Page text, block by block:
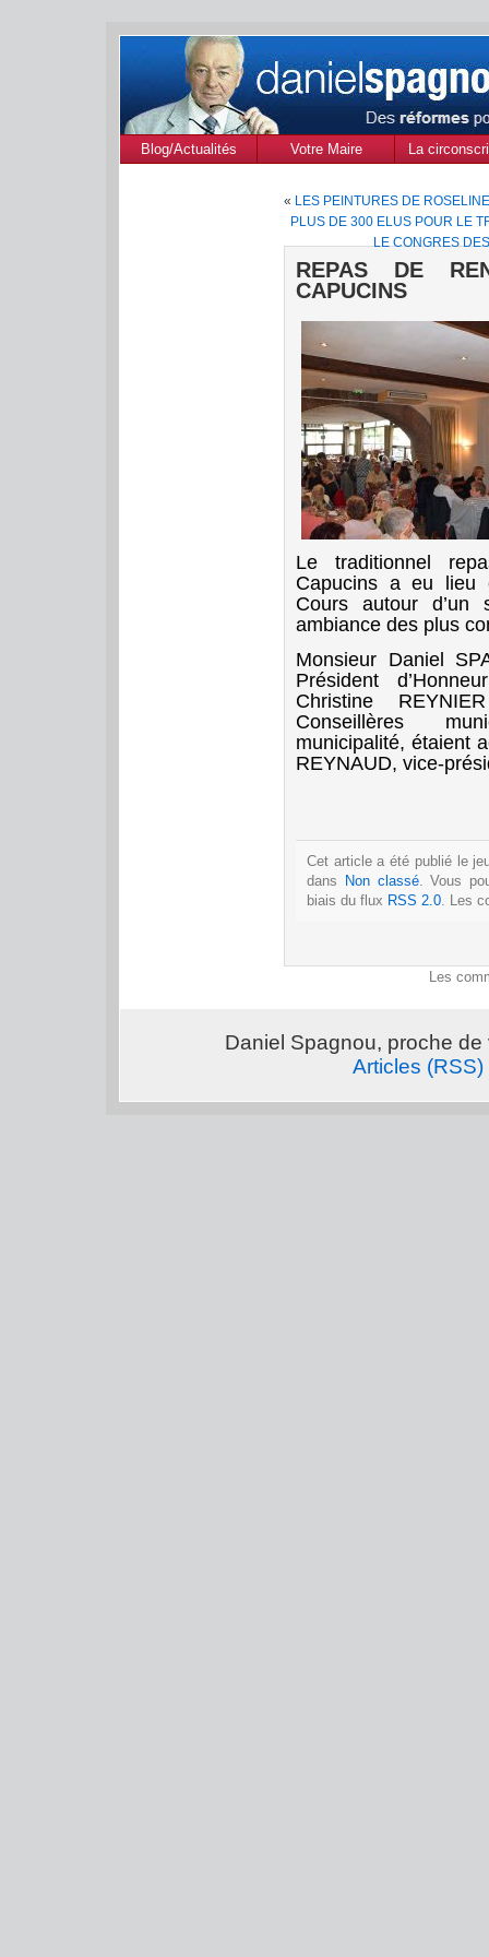
Blog/Actualités Votre Maire
La
« LES PEINTURES DE
PLUS DE 300 ELUS POUR LE
LE CONGRES
REPAS DE
CAPUCINS
Le traditionnel
Capucins a eu lieu
Cours autour d’un
ambiance des plus
Monsieur Daniel
Président
Christine
Conseillères
municipalité, étaient
REYNAUD, vice-
Cet article a été publié le
dans
Non classé. Vous
biais du flux RSS 2.0. Les
Les
Daniel Spagnou, proche
Articles (RSS)